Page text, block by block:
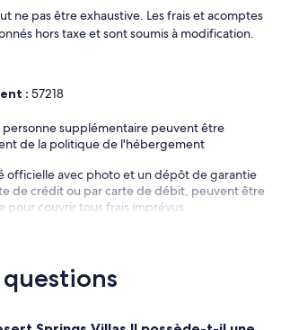
ne pas être exhaustive. Les frais et acomptes
hors taxe et sont soumis à modification.
: 57218
personne supplémentaire peuvent être
de la politique de l'hébergement
officielle avec photo et un dépôt de garantie
de crédit ou par carte de débit, peuvent être
pour couvrir tous frais imprévus